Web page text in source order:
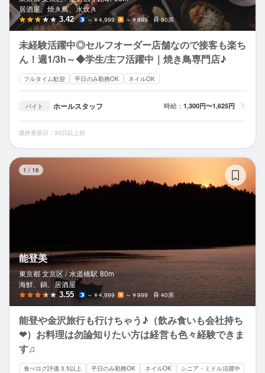
居酒屋、焼き鳥、水炊き
3.42 ～￥4,999 ～￥999 90席
未経験活躍中◎セルフオーダー店舗なので接客も楽ち
ん！週1/3h～◆学生/主フ活躍中｜焼き鳥専門店♪
フルタイム歓迎 平日のみ勤務OK ネイルOK
バイト ホールスタッフ 時給： 1,300円〜1,625円
最終更新日：30日以上前
1 / 16
能登美
東京都 文京区 / 水道橋駅 80m
海鮮、鍋、居酒屋
3.55 ～￥4,999 ～￥999 40席
能登や金沢旅行も行けちゃう♪（飲み食いも会社持ち
❤）お料理は勿論知りたい方は経営も色々経験できま
す♫
食べログ評価 3.5以上 平日のみ勤務OK ネイルOK
シニア・ミドル活躍中